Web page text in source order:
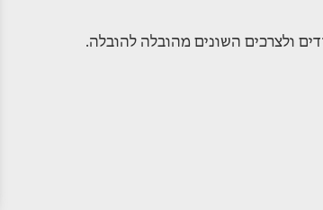
ולצרכים השונים מהובלה להובלה.